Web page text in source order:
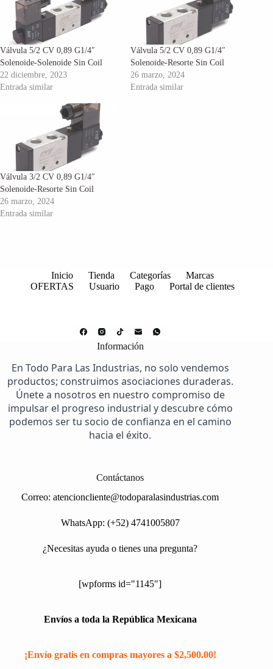
Válvula 5/2 CV 0,89 G1/4″
Solenoide-Solenoide Sin Coil
22 diciembre, 2023
Entrada similar
Válvula 5/2 CV 0,89 G1/4″
Solenoide-Resorte Sin Coil
26 marzo, 2024
Entrada similar
Válvula 3/2 CV 0,89 G1/4″
Solenoide-Resorte Sin Coil
26 marzo, 2024
Entrada similar
Inicio Tienda Categorías
Marcas
OFERTAS
Usuario Pago Portal de clientes
Información
En Todo Para Las Industrias, no solo vendemos
productos; construimos asociaciones duraderas.
Únete a nosotros en nuestro compromiso de
impulsar el progreso industrial y descubre cómo
podemos ser tu socio de confianza en el camino
hacia el éxito.
Contáctanos
Correo:atencioncliente@todoparalasindustrias.com
WhatsApp: (+52) 4741005807
¿Necesitas ayuda o tienes una pregunta?
[wpforms id="1145"]
Envíos a toda la República Mexicana
¡Envío gratis en compras mayores a $2,500.00!